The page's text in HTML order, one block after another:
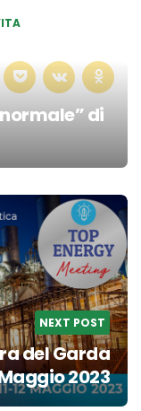
di
NEXT POST
del Garda
2023